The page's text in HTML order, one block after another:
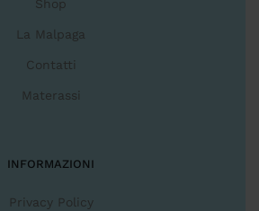
Shop
La Malpaga
Contatti
Materassi
INFORMAZIONI
Privacy Policy